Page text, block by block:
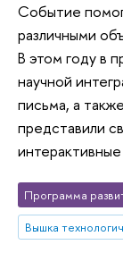
Событие
различными
В этом году в
научной
письма, а
представили
Программа
Вышка